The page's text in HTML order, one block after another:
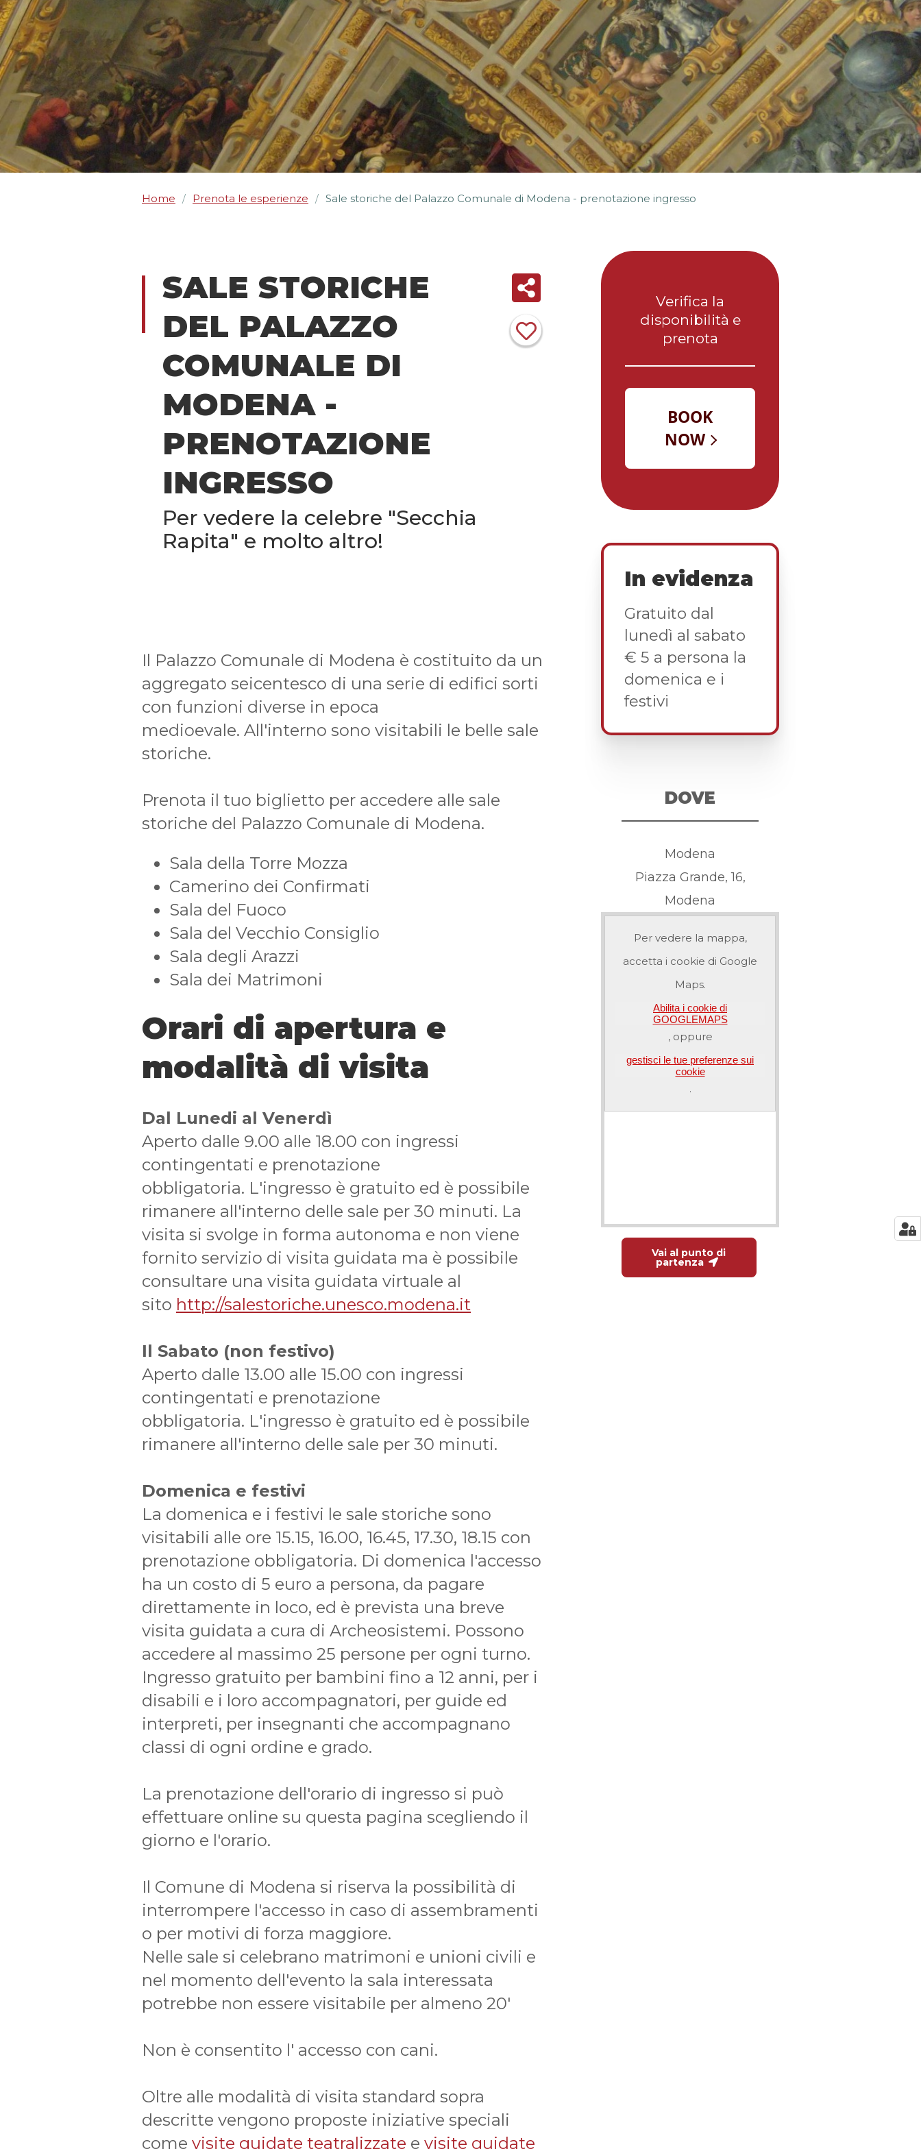
Home / Prenota le esperienze / Sale storiche del Palazzo Comunale di Modena - prenotazione ingresso
SALE STORICHE
DEL PALAZZO
COMUNALE DI
MODENA -
PRENOTAZIONE
INGRESSO
Per vedere la celebre "Secchia
Rapita" e molto altro!
Il Palazzo Comunale di Modena è costituito da un
aggregato seicentesco di una serie di edifici sorti
con funzioni diverse in epoca
medioevale. All'interno sono visitabili le belle sale
storiche.
Prenota il tuo biglietto per accedere alle sale
storiche del Palazzo Comunale di Modena.
Sala della Torre Mozza
Camerino dei Confirmati
Sala del Fuoco
Sala del Vecchio Consiglio
Sala degli Arazzi
Sala dei Matrimoni
Orari di apertura e
modalità di visita
Dal Lunedi al Venerdì
Aperto dalle 9.00 alle 18.00 con ingressi
contingentati e prenotazione
obbligatoria. L'ingresso è gratuito ed è possibile
rimanere all'interno delle sale per 30 minuti. La
visita si svolge in forma autonoma e non viene
fornito servizio di visita guidata ma è possibile
consultare una visita guidata virtuale al
sito http://salestoriche.unesco.modena.it
Il Sabato (non festivo)
Aperto dalle 13.00 alle 15.00 con ingressi
contingentati e prenotazione
obbligatoria. L'ingresso è gratuito ed è possibile
rimanere all'interno delle sale per 30 minuti.
Domenica e festivi
La domenica e i festivi le sale storiche sono
visitabili alle ore 15.15, 16.00, 16.45, 17.30, 18.15 con
prenotazione obbligatoria. Di domenica l'accesso
ha un costo di 5 euro a persona, da pagare
direttamente in loco, ed è prevista una breve
visita guidata a cura di Archeosistemi. Possono
accedere al massimo 25 persone per ogni turno.
Ingresso gratuito per bambini fino a 12 anni, per i
disabili e i loro accompagnatori, per guide ed
interpreti, per insegnanti che accompagnano
classi di ogni ordine e grado.
La prenotazione dell'orario di ingresso si può
effettuare online su questa pagina scegliendo il
giorno e l'orario.
Il Comune di Modena si riserva la possibilità di
interrompere l'accesso in caso di assembramenti
o per motivi di forza maggiore.
Nelle sale si celebrano matrimoni e unioni civili e
nel momento dell'evento la sala interessata
potrebbe non essere visitabile per almeno 20'
Non è consentito l' accesso con cani.
Oltre alle modalità di visita standard sopra
descritte vengono proposte iniziative speciali
come visite guidate teatralizzate e visite guidate
Verifica la
disponibilità e
prenota
In evidenza
Gratuito dal
lunedì al sabato
€ 5 a persona la
domenica e i
festivi
DOVE
Modena
Piazza Grande, 16,
Modena
Per vedere la mappa,
accetta i cookie di Google
Maps.
Abilita i cookie di
GOOGLEMAPS
, oppure
gestisci le tue preferenze sui
cookie
.
Vai al punto di
partenza